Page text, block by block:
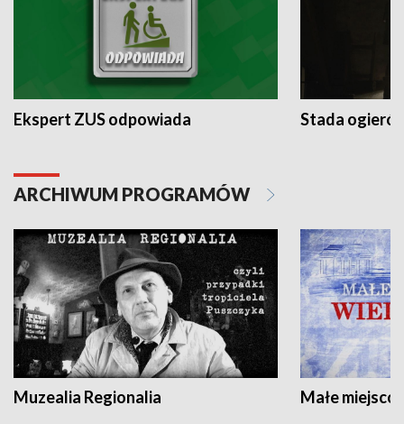
Ekspert ZUS odpowiada Stada
ARCHIWUM PROGRAMÓW
Muzealia Regionalia Małe